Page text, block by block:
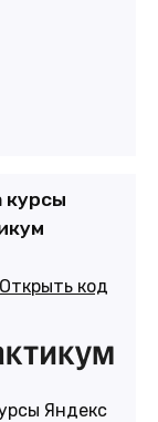
курсы
Открыть код
Яндекс